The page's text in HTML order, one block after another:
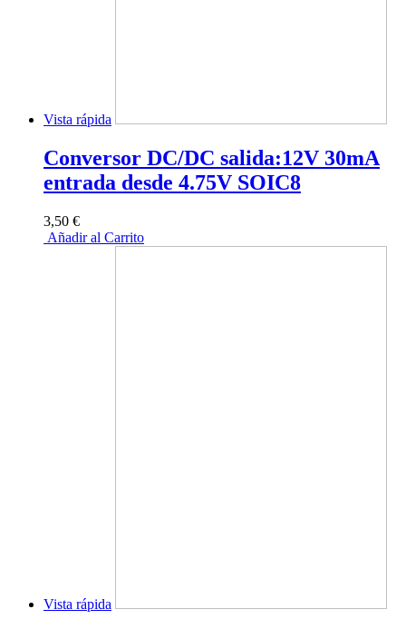
Vista rápida
Conversor DC/DC salida:12V 30mA
entrada desde 4.75V SOIC8
3,50 €
Añadir al Carrito
Vista rápida